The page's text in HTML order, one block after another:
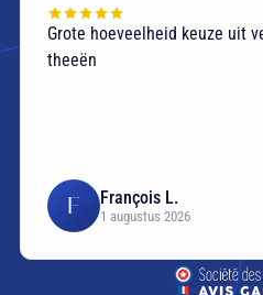
Grote hoeveelheid keuze uit
theeën
F François L.
1 augustus 2026